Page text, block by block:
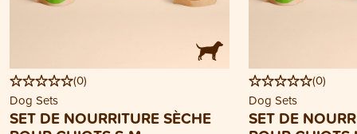
(0)
Dog Sets
SET DE NOURRITURE SÈCHE
(0)
Dog Sets
SET DE